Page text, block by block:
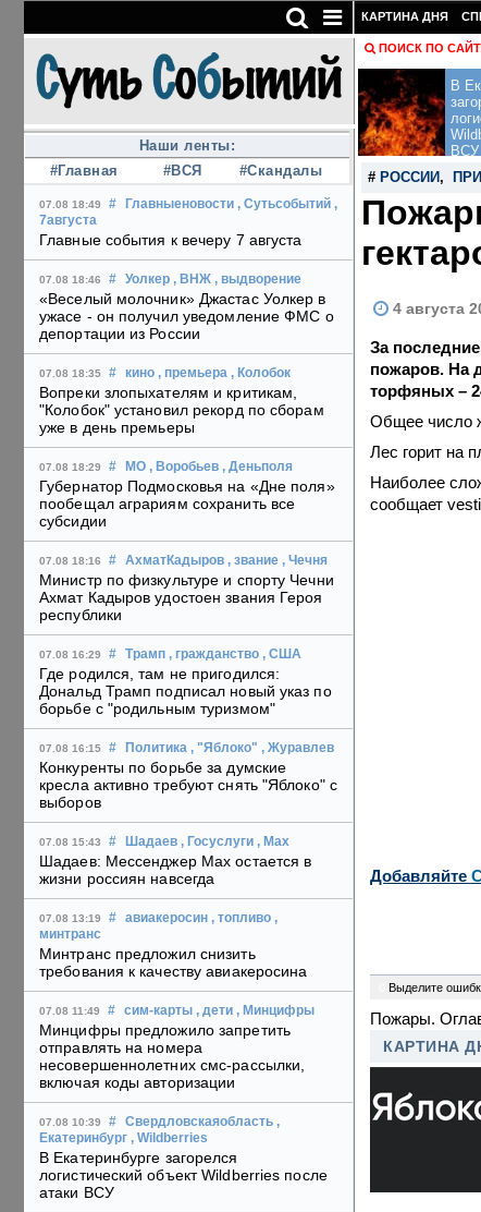
Наши ленты:
#Главная
#ВСЯ #Скандалы
07.08 18:49 # Главныеновости , Сутьсобытий ,
7августа
Главные события к вечеру 7 августа
07.08 18:46 # Уолкер , ВНЖ , выдворение
«Веселый молочник» Джастас Уолкер в
ужасе - он получил уведомление ФМС о
депортации из России
07.08 18:35 # кино , премьера , Колобок
Вопреки злопыхателям и критикам,
"Колобок" установил рекорд по сборам
уже в день премьеры
07.08 18:29 # МО , Воробьев , Деньполя
Губернатор Подмосковья на «Дне поля»
пообещал аграриям сохранить все
субсидии
07.08 18:16 # АхматКадыров , звание , Чечня
Министр по физкультуре и спорту Чечни
Ахмат Кадыров удостоен звания Героя
республики
07.08 16:29 # Трамп , гражданство , США
Где родился, там не пригодился:
Дональд Трамп подписал новый указ по
борьбе с "родильным туризмом"
07.08 16:15 # Политика , "Яблоко" , Журавлев
Конкуренты по борьбе за думские
кресла активно требуют снять "Яблоко" с
выборов
07.08 15:43 # Шадаев , Госуслуги , Max
Шадаев: Мессенджер Max остается в
жизни россиян навсегда
07.08 13:19 # авиакеросин , топливо ,
минтранс
Минтранс предложил снизить
требования к качеству авиакеросина
07.08 11:49 # сим-карты , дети , Минцифры
Минцифры предложило запретить
отправлять на номера
несовершеннолетних смс-рассылки,
включая коды авторизации
07.08 10:39 # Свердловскаяобласть ,
Екатеринбург , Wildberries
В Екатеринбурге загорелся
логистический объект Wildberries после
атаки ВСУ
КАРТИНА ДНЯ
ПОИСК ПО
В
ВСУ
# РОССИИ ,
4 августа
За
пожаров. На
торфяных –
Общее число
Лес горит на
Наиболее
сообщает
Добавляйте
Выделите
Пожары.
КАРТИНА